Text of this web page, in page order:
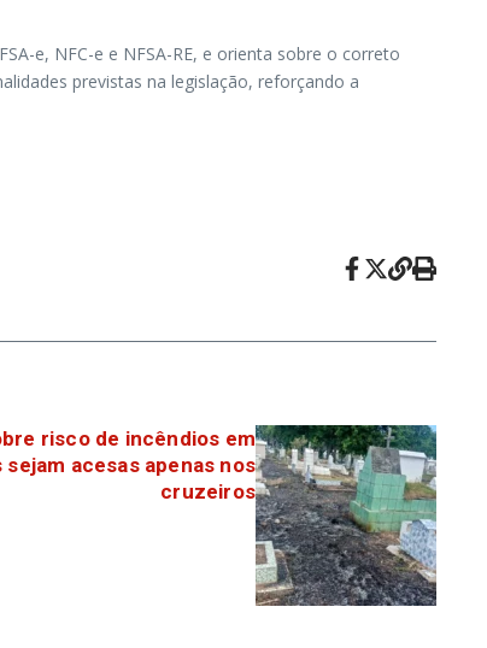
e, NFC-e e NFSA-RE, e orienta sobre o correto
previstas na legislação, reforçando a
risco de incêndios em
acesas apenas nos
cruzeiros